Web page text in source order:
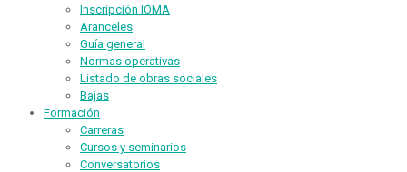
Inscripción IOMA
Aranceles
Guía general
Normas operativas
Listado de obras sociales
Bajas
Formación
Carreras
Cursos y seminarios
Conversatorios